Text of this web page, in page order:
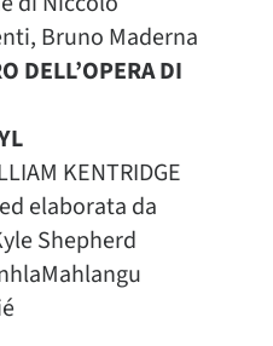
Bruno Maderna
DELL’OPERA DI
KENTRIDGE
elaborata da
Shepherd